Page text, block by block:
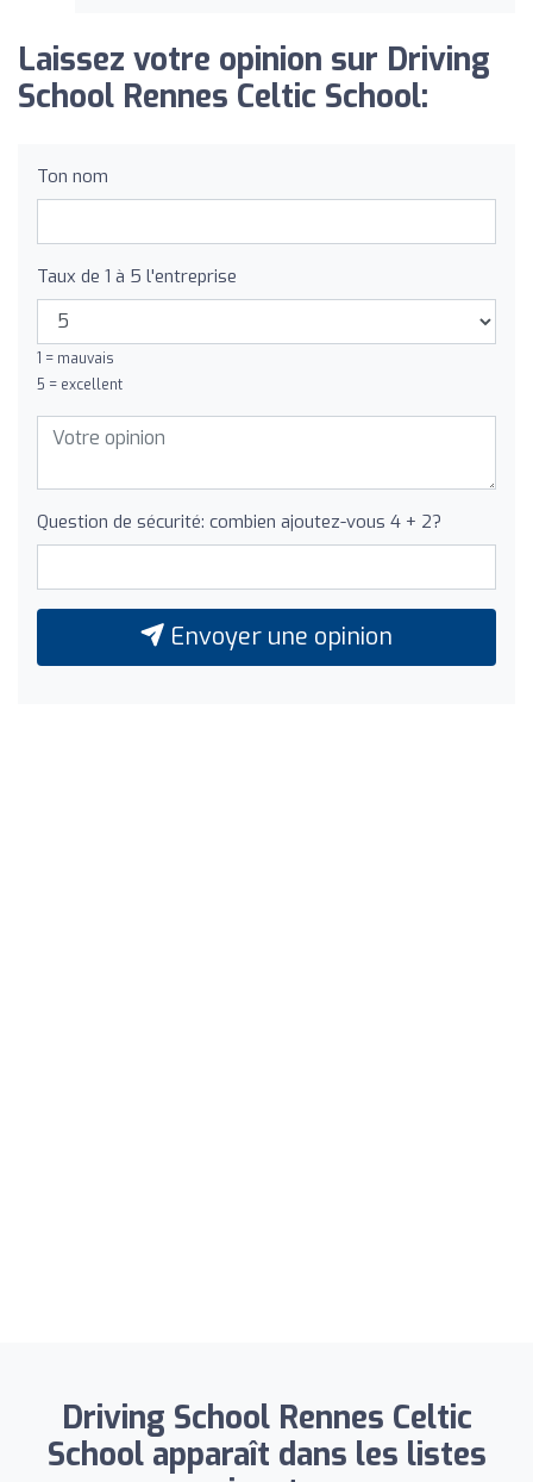
Laissez votre opinion sur Driving
School Rennes Celtic School:
Ton nom
Taux de 1 à 5 l'entreprise
1 = mauvais
5 = excellent
Question de sécurité: combien ajoutez-vous 4 + 2?
Envoyer une opinion
Driving School Rennes Celtic
School apparaît dans les listes